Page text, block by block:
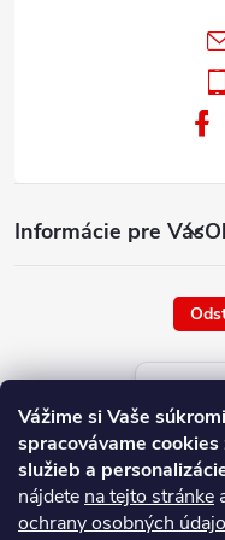
Vážime si Vaše
spracovávame
služieb a
nájdete na tejto stránke
ochrany osobných
Informácie pre Vás